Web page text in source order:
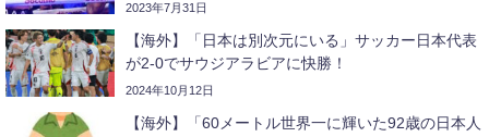
2023年7月31日
【海外】「日本は別次元にいる」サッカー日本代表
が2-0でサウジアラビアに快勝！
2024年10月12日
【海外】「60メートル世界一に輝いた92歳の日本人